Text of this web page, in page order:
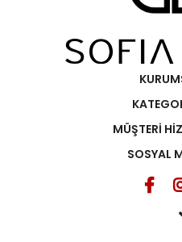
MÜŞTERİ
SOSYAL